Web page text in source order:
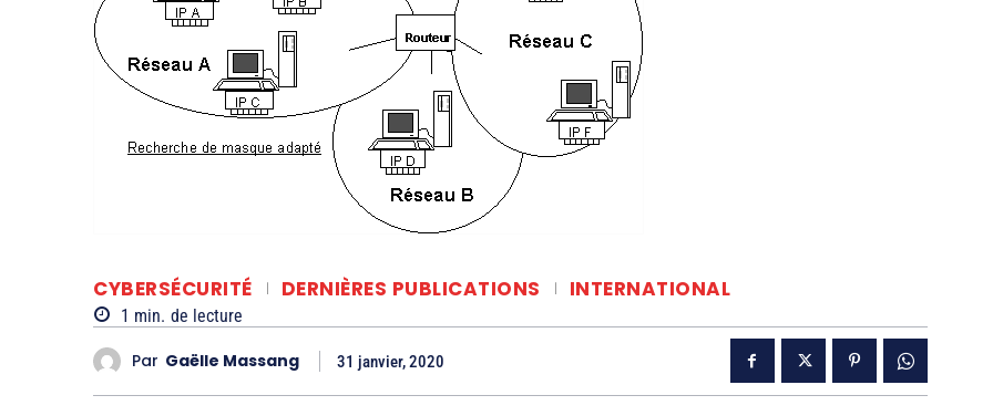
CYBERSÉCURITÉ DERNIÈRES PUBLICATIONS INTERNATIONAL
1 min. de lecture
Par Gaëlle Massang 31 janvier, 2020